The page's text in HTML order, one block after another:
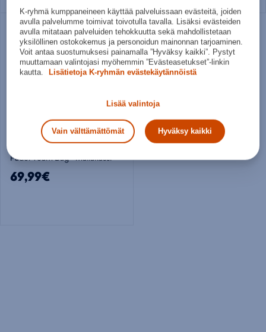
Uutta
Padel Team Bag - mailakassi
69,99€
K-ryhmä kumppaneineen käyttää palveluissaan evästeitä, joiden
avulla palvelumme toimivat toivotulla tavalla. Lisäksi evästeiden
avulla mitataan palveluiden tehokkuutta sekä mahdollistetaan
yksilöllinen ostokokemus ja personoidun mainonnan tarjoaminen.
Voit antaa suostumuksesi painamalla ”Hyväksy kaikki”. Pystyt
muuttamaan valintojasi myöhemmin ”Evästeasetukset”-linkin
kautta.
Lisätietoja K-ryhmän evästekäytännöistä
Lisää valintoja
Vain välttämättömät Hyväksy kaikki